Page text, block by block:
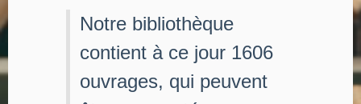
Notre bibliothèque
contient à ce jour 1606
ouvrages, qui peuvent